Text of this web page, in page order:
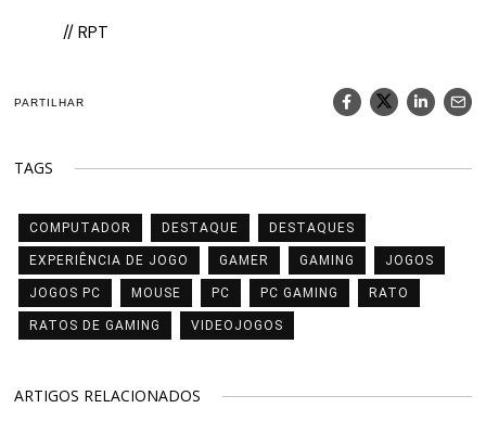
// RPT
PARTILHAR
TAGS
COMPUTADOR DESTAQUE DESTAQUES
EXPERIÊNCIA DE JOGO GAMER GAMING JOGOS
JOGOS PC MOUSE PC PC GAMING RATO
RATOS DE GAMING VIDEOJOGOS
ARTIGOS RELACIONADOS